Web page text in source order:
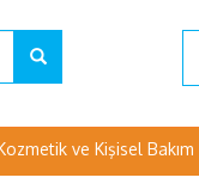
ve Kişisel Bakım